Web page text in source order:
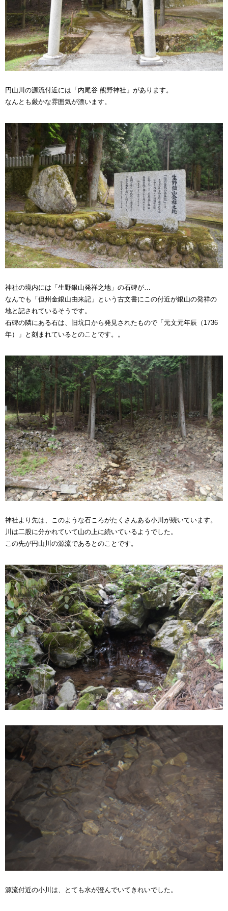
円山川の源流付近には「内尾谷 熊野神社」があります。
なんとも厳かな雰囲気が漂います。
神社の境内には「生野銀山発祥之地」の石碑が…
なんでも「但州金銀山由来記」という古文書にこの付近が銀山の発祥の
地と記されているそうです。
石碑の隣にある石は、旧坑口から発見されたもので「元文元年辰（1736
年）」と刻まれているとのことです。。
神社より先は、このような石ころがたくさんある小川が続いています。
川は二股に分かれていて山の上に続いているようでした。
この先が円山川の源流であるとのことです。
源流付近の小川は、とても水が澄んでいてきれいでした。